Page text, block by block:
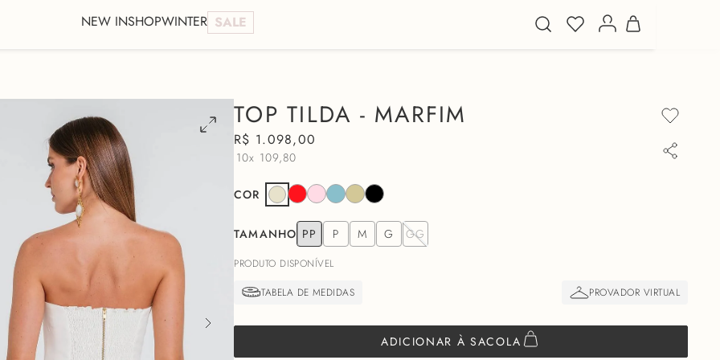
NEW INSHOPWINTER SALE
TOP TILDA - MARFIM
R$ 1.098,00
10x 109,80
COR
TAMANHO PP P M G GG
PRODUTO DISPONÍVEL
ADICIONAR À SACOLA